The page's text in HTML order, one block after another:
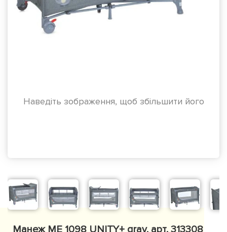
Наведіть зображення, щоб збільшити його
Манеж ME 1098 UNITY+ gray, арт. 313308